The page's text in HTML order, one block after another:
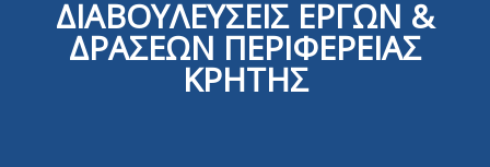
ΔΙΑΒΟΥΛΕΥΣΕΙΣ ΕΡΓΩΝ &
ΔΡΑΣΕΩΝ ΠΕΡΙΦΕΡΕΙΑΣ
ΚΡΗΤΗΣ